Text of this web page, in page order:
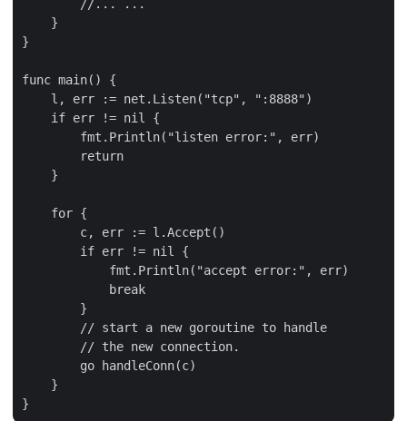
        //... ...
    }
}
func main() {
    l, err := net.Listen("tcp", ":8888")
    if err != nil {
        fmt.Println("listen error:", err)
        return
    }
    for {
        c, err := l.Accept()
        if err != nil {
            fmt.Println("accept error:", err)
            break
        }
        // start a new goroutine to handle
        // the new connection.
        go handleConn(c)
    }